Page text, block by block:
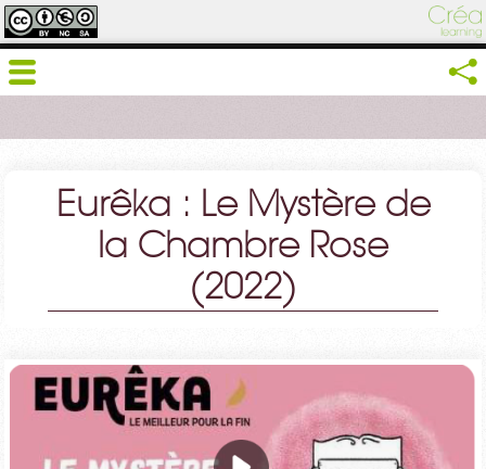
Eurêka : Le Mystère de
la Chambre Rose
(2022)